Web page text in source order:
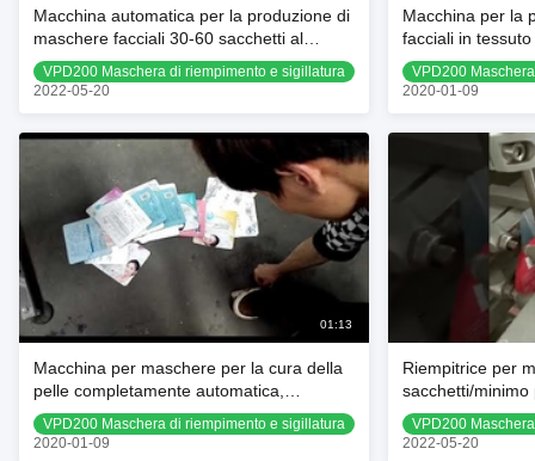
Macchina automatica per la produzione di
maschere facciali 30-60 sacchetti al
minuto
VPD200 Maschera di riempimento e sigillatura
2022-05-20
Macchina per la
facciali in
cosmetici 0,25
VPD200
2020-01-09
01:13
Macchina per maschere per la cura della
pelle completamente automatica,
funzionamento regolare
VPD200 Maschera di riempimento e sigillatura
2020-01-09
Riempitrice per
sacchetti/
cosmetici
VPD200
2022-05-20